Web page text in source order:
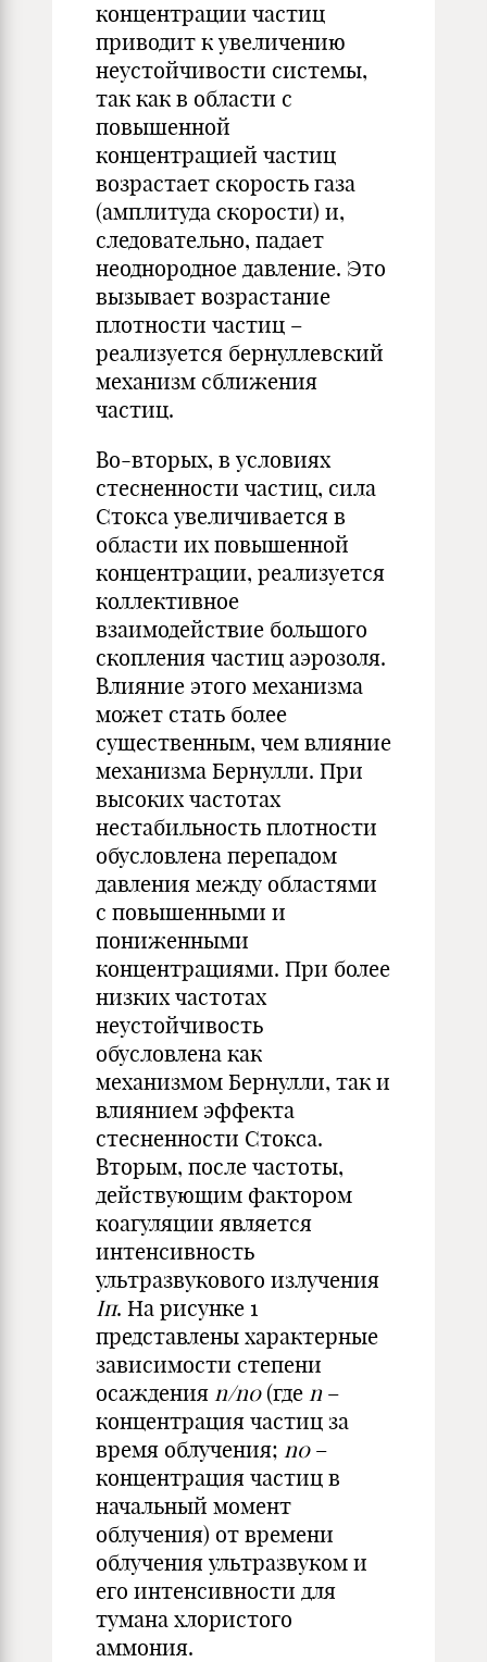
концентрации частиц
приводит к увеличению
неустойчивости системы,
так как в области с
повышенной
концентрацией частиц
возрастает скорость газа
(амплитуда скорости) и,
следовательно, падает
неоднородное давление. Это
вызывает возрастание
плотности частиц –
реализуется бернуллевский
механизм сближения
частиц.
Во-вторых, в условиях
стесненности частиц, сила
Стокса увеличивается в
области их повышенной
концентрации, реализуется
коллективное
взаимодействие большого
скопления частиц аэрозоля.
Влияние этого механизма
может стать более
существенным, чем влияние
механизма Бернулли. При
высоких частотах
нестабильность плотности
обусловлена перепадом
давления между областями
с повышенными и
пониженными
концентрациями. При более
низких частотах
неустойчивость
обусловлена как
механизмом Бернулли, так и
влиянием эффекта
стесненности Стокса.
Вторым, после частоты,
действующим фактором
коагуляции является
интенсивность
ультразвукового излучения
Iп. На рисунке 1
представлены характерные
зависимости степени
осаждения n/n0(где n–
концентрация частиц за
время облучения; n0–
концентрация частиц в
начальный момент
облучения) от времени
облучения ультразвуком и
его интенсивности для
тумана хлористого
аммония.